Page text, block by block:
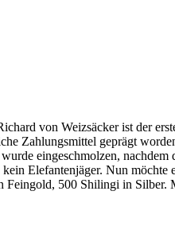
von Weizsäcker ist der
Zahlungsmittel geprägt
eingeschmolzen,
Elefantenjäger. Nun
Feingold, 500 Shilingi in